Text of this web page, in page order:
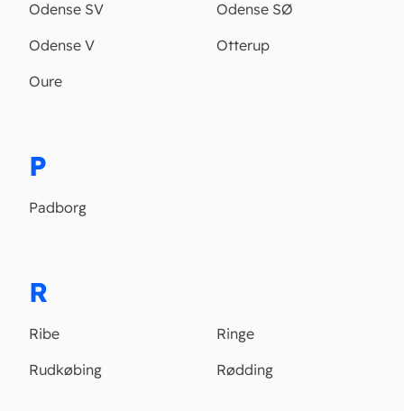
Odense SV
Odense SØ
Odense V
Otterup
Oure
P
Padborg
R
Ribe
Ringe
Rudkøbing
Rødding